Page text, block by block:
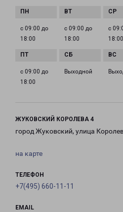
с 09:00 до
18:00
с 09:00 до
18:00
с
18:00
с 09:00 до
18:00
Выходной
ЖУКОВСКИЙ КОРОЛЕВА 4
город Жуковский, улица
на карте
ТЕЛЕФОН
+7(495) 660-11-11
EMAIL